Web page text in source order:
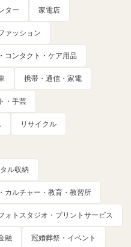
ター 家電店
ァッション
コンタクト・ケア用品
携帯・通信・家電
・手芸
リサイクル
ル収納
カルチャー・教育・教習所
ォトスタジオ・プリントサービス
融 冠婚葬祭・イベント